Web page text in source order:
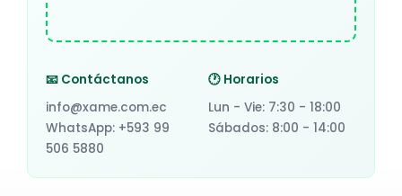
📧 Contáctanos
info@xame.com.ec
WhatsApp: +593 99
506 5880
🕐 Horarios
Lun - Vie: 7:30 - 18:00
Sábados: 8:00 - 14:00